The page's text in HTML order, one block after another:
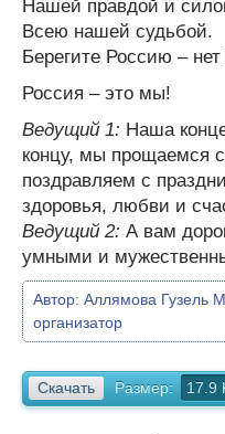
Нашей правдой и
Всею нашей судьбой.
Берегите Россию –
Россия – это мы!
Ведущий 1: Наша
концу, мы прощаемся
поздравляем с
здоровья, любви и
Ведущий 2: А вам
умными и
Автор: Аллямова Гузель
организатор
Скачать Размер: 17.9